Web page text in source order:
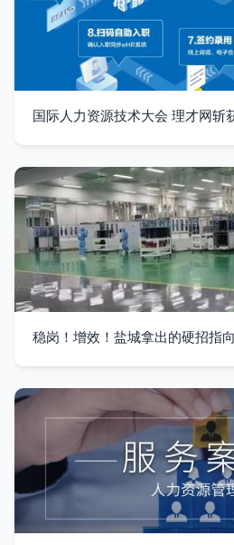
国际人力资源技术大会 理才网斩
稳岗！增效！盐城拿出的硬招指